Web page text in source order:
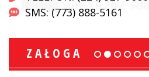
SMS: (773) 888-5161
ZAŁOGA